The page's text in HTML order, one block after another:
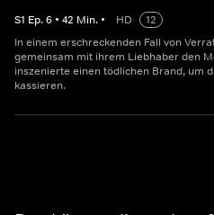
S1 Ep.6 • 42 Min. • HD
12
In einem erschreckenden Fall von
gemeinsam mit ihrem Liebhaber den
inszenierte einen tödlichen Brand, um
kassieren.